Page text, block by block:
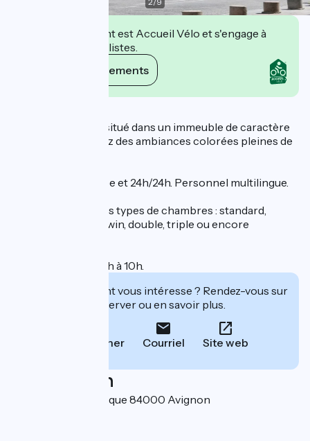
Cet établissement est Accueil Vélo et s'engage à
accueillir des cyclistes.
Voir ses engagements
L'hôtel Danieli est situé dans un immeuble de caractère
où vous découvrirez des ambiances colorées pleines de
Ouvert toute l'année et 24h/24h. Personnel multilingue.
Vous trouverez tous types de chambres : standard,
confort, privilège, twin, double, triple ou encore
Petit déjeuner de 7h à 10h.
Cet établissement vous intéresse ? Rendez-vous sur
leur site pour réserver ou en savoir plus.
Téléphoner Courriel Site web
Localisation
17, rue de la République 84000 Avignon